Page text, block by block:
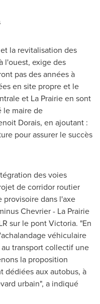
la revitalisation des
l'ouest, exige des
pas des années à
en site propre et le
et La Prairie en sont
le maire de
Dorais, en ajoutant :
pour assurer le succès
des voies
de corridor routier
provisoire dans l'axe
Chevrier - La Prairie
sur le pont Victoria. "En
véhiculaire
transport collectif une
la proposition
dédiées aux autobus, à
urbain", a indiqué